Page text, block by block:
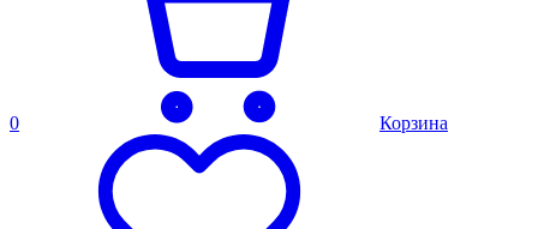
0 Корзина